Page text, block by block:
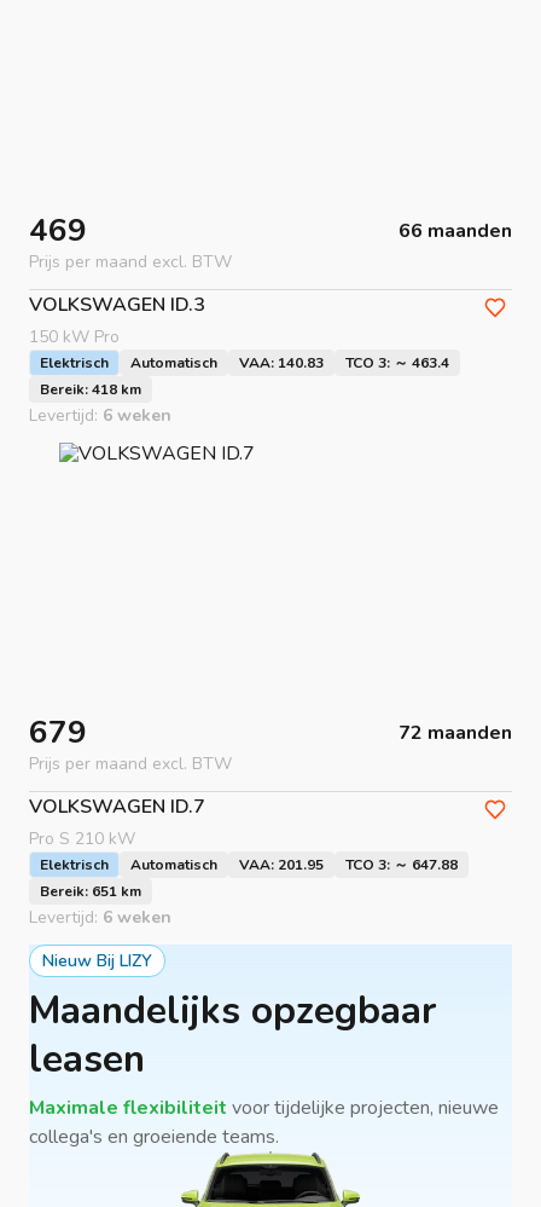
469 66 maanden
Prijs per maand excl. BTW
VOLKSWAGEN ID.3
150 kW Pro
Elektrisch Automatisch VAA: 140.83
TCO 3: ～ 463.4
Bereik: 418 km
Levertijd: 6 weken
679 72 maanden
Prijs per maand excl. BTW
VOLKSWAGEN ID.7
Pro S 210 kW
Elektrisch Automatisch VAA: 201.95
TCO 3: ～ 647.88
Bereik: 651 km
Levertijd: 6 weken
Nieuw Bij LIZY
Maandelijks opzegbaar
leasen
Maximale flexibiliteit voor tijdelijke projecten, nieuwe
collega's en groeiende teams.